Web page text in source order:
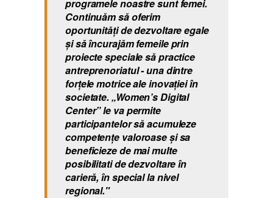
programele noastre sunt femei.
Continuăm să oferim
oportunități de dezvoltare egale
și să încurajăm femeile prin
proiecte speciale să practice
antreprenoriatul - una dintre
forțele motrice ale inovației în
societate. „Women’s Digital
Center” le va permite
participantelor să acumuleze
competențe valoroase și sa
beneficieze de mai multe
posibilitati de dezvoltare în
carieră, în special la nivel
regional."